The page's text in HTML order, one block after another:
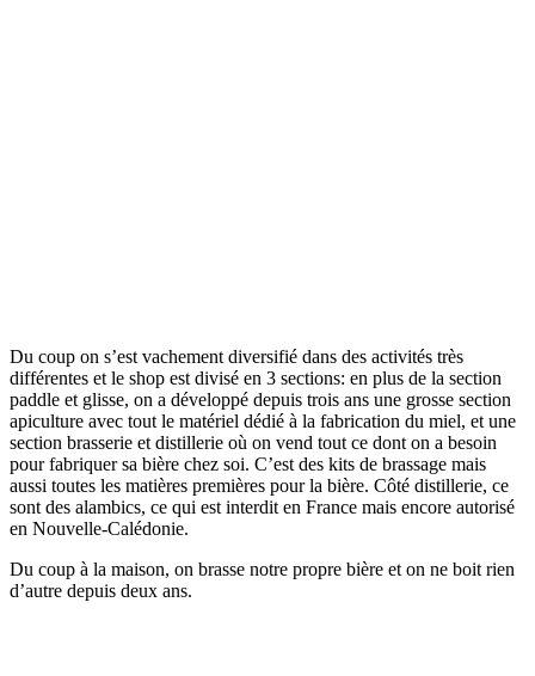
Du coup on s’est vachement diversifié dans des activités très
différentes et le shop est divisé en 3 sections: en plus de la section
paddle et glisse, on a développé depuis trois ans une grosse section
apiculture avec tout le matériel dédié à la fabrication du miel, et une
section brasserie et distillerie où on vend tout ce dont on a besoin
pour fabriquer sa bière chez soi. C’est des kits de brassage mais
aussi toutes les matières premières pour la bière. Côté distillerie, ce
sont des alambics, ce qui est interdit en France mais encore autorisé
en Nouvelle-Calédonie.
Du coup à la maison, on brasse notre propre bière et on ne boit rien
d’autre depuis deux ans.